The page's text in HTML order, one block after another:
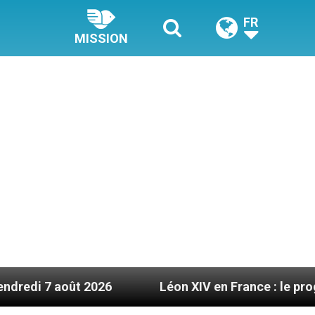
MISSION
FR
Léon XIV en France : le programme